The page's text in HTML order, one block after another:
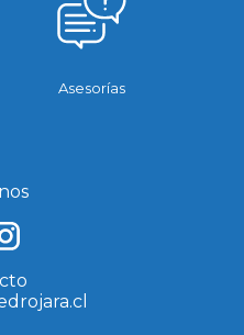
Asesorías